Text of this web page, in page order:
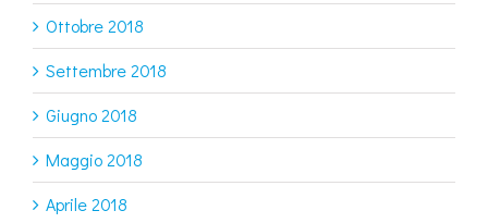
Ottobre 2018
Settembre 2018
Giugno 2018
Maggio 2018
Aprile 2018